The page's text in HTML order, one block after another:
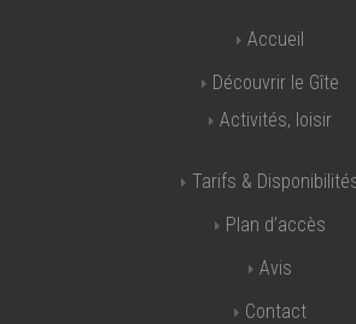
Accueil
Découvrir le Gîte
Activités, loisir
Tarifs &
Plan d’accès
Avis
Contact